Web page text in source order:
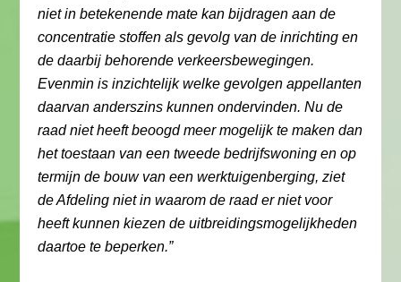
niet in betekenende mate kan bijdragen aan de
concentratie stoffen als gevolg van de inrichting en
de daarbij behorende verkeersbewegingen.
Evenmin is inzichtelijk welke gevolgen appellanten
daarvan anderszins kunnen ondervinden. Nu de
raad niet heeft beoogd meer mogelijk te maken dan
het toestaan van een tweede bedrijfswoning en op
termijn de bouw van een werktuigenberging, ziet
de Afdeling niet in waarom de raad er niet voor
heeft kunnen kiezen de uitbreidingsmogelijkheden
daartoe te beperken.”